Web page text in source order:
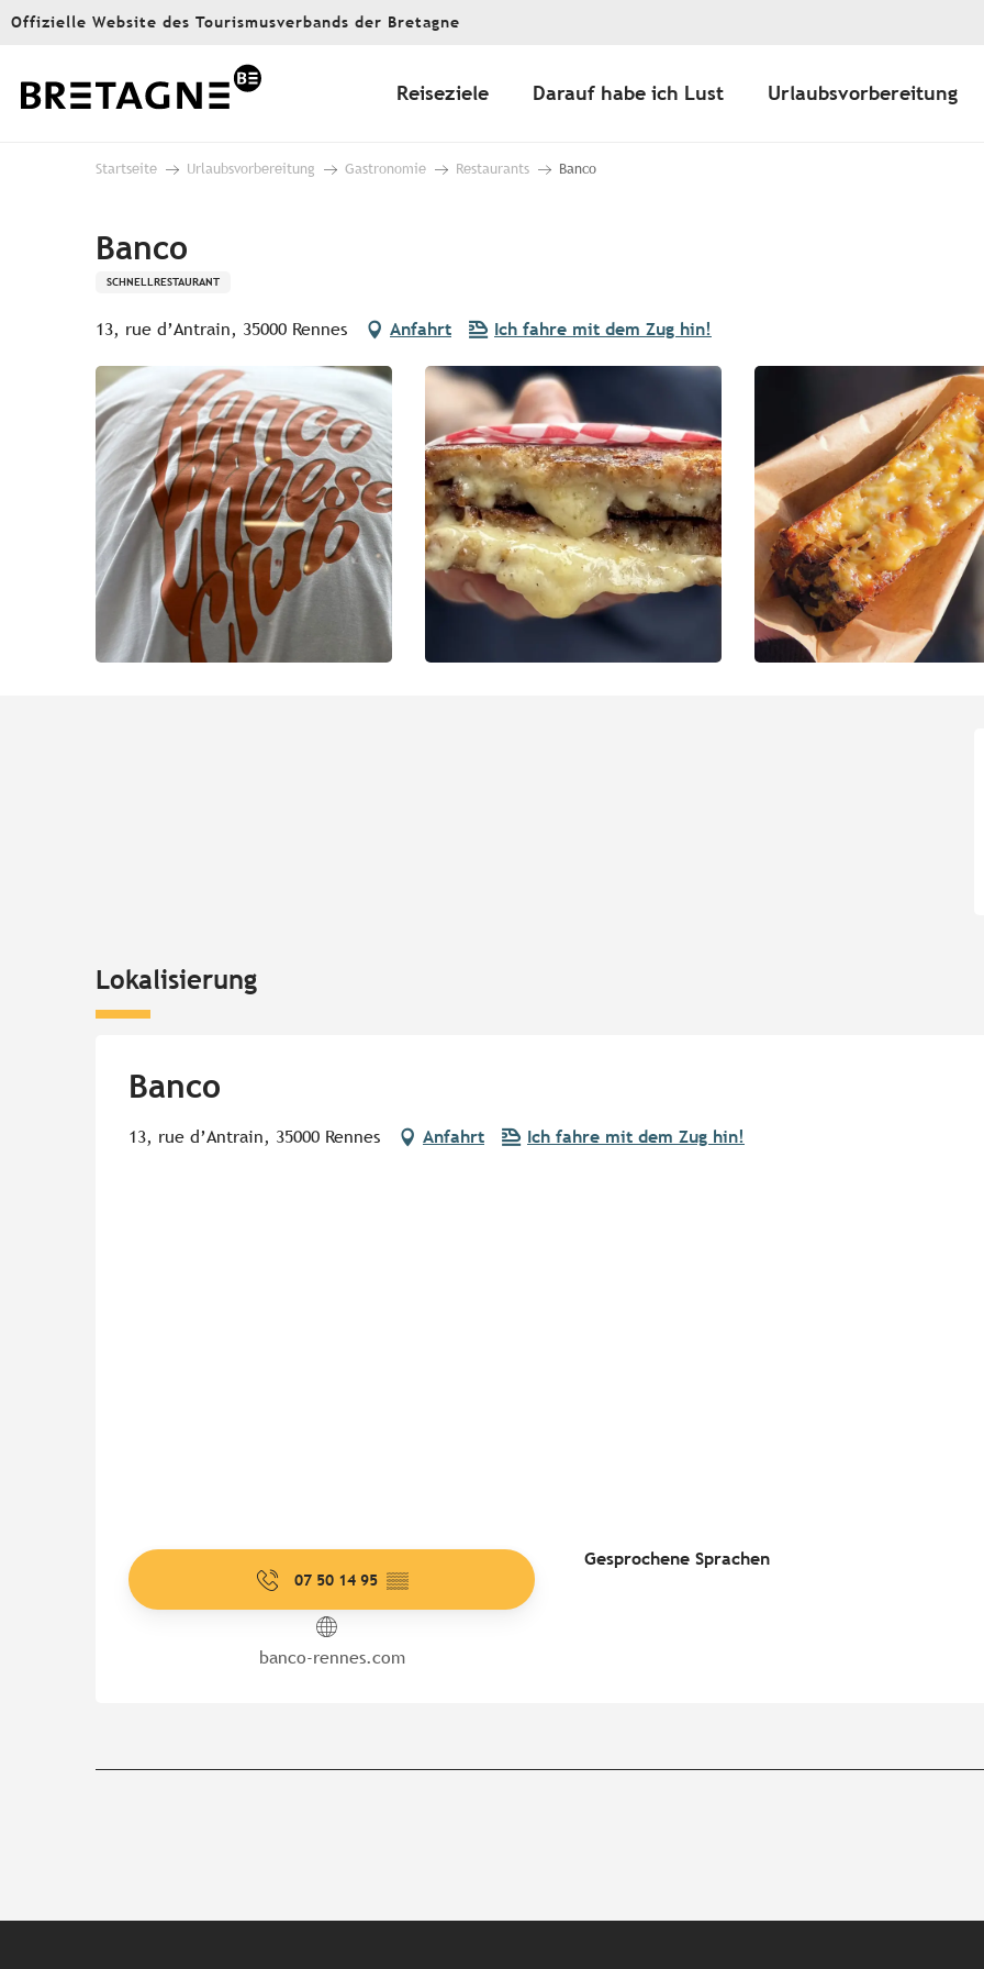
Aller
principal
Offizielle Website des Tourismusverbands der Bretagne
Reiseziele Darauf habe ich Lust Urlaubsvorbereitung
Startseite Urlaubsvorbereitung Gastronomie Restaurants Banco
Banco
SCHNELLRESTAURANT
13, rue d’Antrain, 35000 Rennes Anfahrt Ich fahre mit dem Zug hin!
Lokalisierung
Banco
13, rue d’Antrain, 35000 Rennes
Anfahrt Ich fahre mit dem Zug hin!
07 50 14 95 ▒▒
banco-rennes.com
Gesprochene Sprachen
Gesprochene Sprachen